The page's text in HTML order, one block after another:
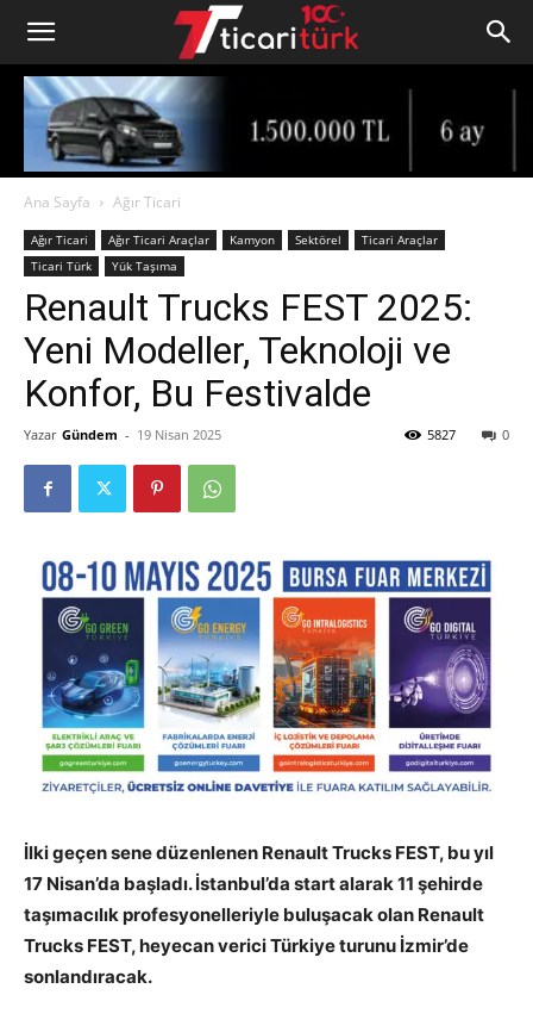
Ana Sayfa Ağır Ticari
Ağır Ticari Ağır Ticari Araçlar Kamyon Sektörel
Ticari Araçlar
Ticari Türk
Yük Taşıma
Renault Trucks FEST 2025:
Yeni Modeller, Teknoloji ve
Konfor, Bu Festivalde
Yazar Gündem - 19 Nisan 2025 0
5827
İlki geçen sene düzenlenen Renault Trucks FEST, bu yıl
17 Nisan’da başladı. İstanbul’da start alarak 11 şehirde
taşımacılık profesyonelleriyle buluşacak olan Renault
Trucks FEST, heyecan verici Türkiye turunu İzmir’de
sonlandıracak.